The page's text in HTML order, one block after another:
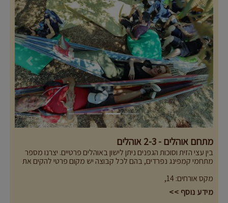
Previous Next
מתחם אוהלים - 2-3 אוהלים
בין עצי הזית וסוכות הגפנים ניתן לישון באוהלים פרטיים. יצרנו מספר
מתחמי קמפינג נפרדים, בהם לכל קבוצה יש מקום פרטי להקים את
אלו על מנת להבטיח שתוכלו להנות מפרטיות ומרגע של נחת בפינה
מה במקום:
מקס אורחים:
14
,
מידע נוסף >>